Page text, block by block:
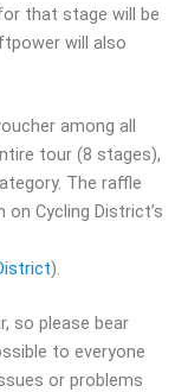
that stage will be
will also
among all
tour (8 stages),
The raffle
Cycling District’s
).
so please bear
to everyone
or problems